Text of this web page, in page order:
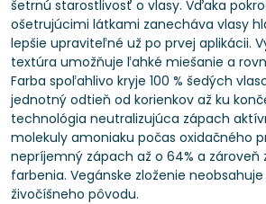
šetrnú starostlivosť o vlasy. Vďaka
ošetrujúcimi látkami zanecháva vlasy
lepšie upraviteľné už po prvej aplikácii.
textúra umožňuje ľahké miešanie a
Farba spoľahlivo kryje 100 % šedých
jednotný odtieň od korienkov až ku
technológia neutralizujúca zápach
molekuly amoniaku počas oxidačného
nepríjemný zápach až o 64% a zároveň
farbenia. Vegánske zloženie
živočíšneho pôvodu.